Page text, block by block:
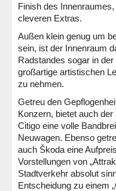
Finish des
cleveren Extras.
Außen klein genug um
sein, ist der Innenraum
Radstandes sogar in
großartige artistischen
zu nehmen.
Getreu den
Konzern, bietet auch
Citigo eine volle
Neuwagen. Ebenso
auch Škoda eine
Vorstellungen von
Stadtverkehr absolut
Entscheidung zu einem